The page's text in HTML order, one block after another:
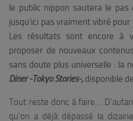
le public nippon sautera le pas
jusqu’ici pas vraiment vibré
Les résultats sont encore à
proposer de nouveaux
sans doute plus universelle : la
Diner -Tokyo Stories-, disponible
Tout reste donc à faire…
qu’on a déjà dépassé la